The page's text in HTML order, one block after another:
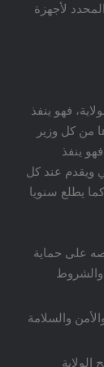
التنفيذي رقم 215/94 المؤرخ في : 1994/07/23 المحدد لأجهزة
فهو ينفذ
من كل وزير
ينفذ
ويقدم عند كل
يطلع سنويا
على حماية
والسلامة